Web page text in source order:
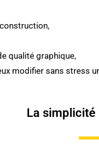
qualité graphique,
modifier sans stress
La